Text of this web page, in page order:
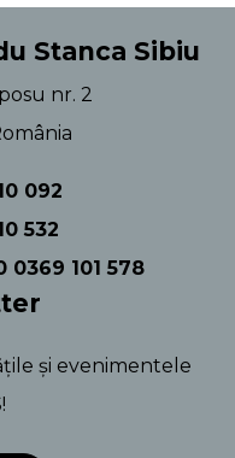
Stanca Sibiu
nr. 2
092
532
101 578
și evenimentele